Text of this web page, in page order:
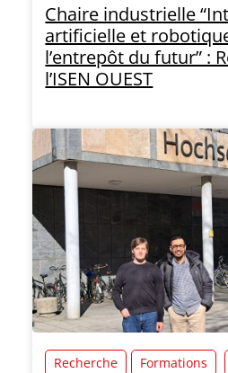
Chaire industrielle
artificielle et
l’entrepôt du futur” :
l’ISEN OUEST
Recherche Formations